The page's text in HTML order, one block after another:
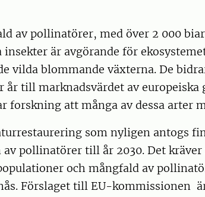
av pollinatörer, med över 2 000
är avgörande för
vilda blommande växterna. De
år till marknadsvärdet av europeiska
forskning att många av dessa arter
som nyligen antogs
av pollinatörer till år 2030. Det
och mångfald av
Förslaget till EU-kommissionen